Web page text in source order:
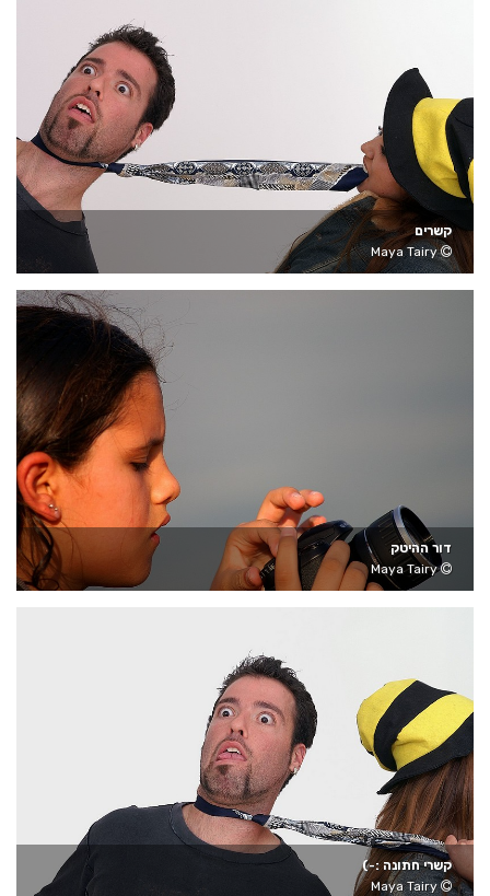
קשרים
Maya Tairy
דור ההיטק
Maya Tairy
קשרי חתונה :-)
Maya Tairy